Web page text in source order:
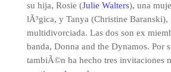
su hija, Rosie (Julie Walters), una
lÃ³gica, y Tanya (Christine Baranski),
multidivorciada. Las dos son ex
banda, Donna and the Dynamos. Por
tambiÃ©n ha hecho tres invitaciones